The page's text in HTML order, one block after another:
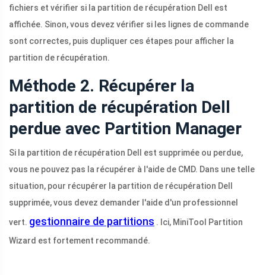
fichiers et vérifier si la partition de récupération Dell est
affichée. Sinon, vous devez vérifier si les lignes de commande
sont correctes, puis dupliquer ces étapes pour afficher la
partition de récupération.
Méthode 2. Récupérer la
partition de récupération Dell
perdue avec Partition Manager
Si la partition de récupération Dell est supprimée ou perdue,
vous ne pouvez pas la récupérer à l'aide de CMD. Dans une telle
situation, pour récupérer la partition de récupération Dell
supprimée, vous devez demander l'aide d'un professionnel
vert. gestionnaire de partitions . Ici, MiniTool Partition
Wizard est fortement recommandé.